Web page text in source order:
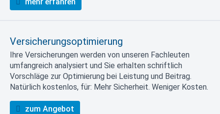
Versicherungsoptimierung
Ihre Versicherungen werden von unseren Fachleuten
umfangreich analysiert und Sie erhalten schriftlich
Vorschläge zur Optimierung bei Leistung und Beitrag.
Natürlich kostenlos, für: Mehr Sicherheit. Weniger Kosten.
zum Angebot